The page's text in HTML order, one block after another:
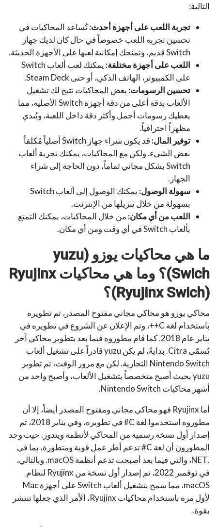
التالية:
تجربة اللعب على أجهزة أحدث:تُساعد المحاكيات في
تحسين تجربة اللعب خصوصاً في حال كان لديك جهاز
Switch قديم، وتمنحك إمكانية لعبها على الأجهزة الحديثة.
اللعب على أجهزة مختلفة:
يمكنك لعب ألعاب Switch
على الكمبيوتر، الهاتف الذكي، أو حتى Steam Deck.
تحسين الرسومات: بعض المحاكيات تتيح لك تشغيل
الألعاب بدقة أعلى من دقة أجهزة Switch الأصلية، مما
يعطيك رسومات أجمل وأكثر دقة داخل اللعبة، ويُبدي
مظهراً احترافياً.
توفير المال:
قد يكون شراء جهاز Switch أصلياً مُكلفاً
بعض الشيء. ولكن مع المحاكيات، يمكنك تجربة ألعاب
Switch بشكل مجاني تماماً، دون الحاجة إلى شراء
الجهاز.
سهولة الوصول:
يمكنك الوصول إلى ألعاب Switch
بسهولة من خلال تنزيلها من الإنترنت.
اللعب من أي مكان: من خلال المحاكيات، يمكنك التمتع
بألعاب Switch في أي وقت ومن أي مكان.
ما هي محاكيات يوزو (yuzu
Swich)؟ وما هي محاكياتRyujinx
(Ryujinx Swich)؟
محاكي يوزو هو محاكي مجاني مفتوح المصدر، تم تطويره
باستخدام لغة C++، وتم الإعلان عن الشروع في تطويره في
يناير عام 2018. كما قام مطوروه فيما بعد بتطوير محاكي آخر
يُسمّى Citra. بدايةً، لم يكن yuzu قادراً على تشغيل ألعاب
Nintendo Switch التجارية. لكن مع مرور الوقت، تم تطوير
yuzu بحيث أصبح متخصصاً بتشغيل الألعاب، وأصبح واحد من
أشهر محاكيات Nintendo Switch.
أما Ryujinx فهو محاكي مجاني ومفتوح المصدر أيضاً، إلا أن
مطوروه استخدموا لغة C# في تطويره، وفي يناير 2018، تم
إصدار أول نسخة رسمية من المحاكي لأنظمة ويندوز. حيث وجد
المطورون أن لغة C# تدعم أطر عمل قوية ومتطورة، بما في
.NET، والتي فيما بعد أصبحت تدعم أنظمة macOS. وبالتالي،
في نوفمبر 2022، تم إصدار أول نسخة من Ryujinx لنظام
macOS، مما سمح بتشغيل ألعاب Switch على أجهزة Mac
لأول مرة باستخدام محاكيات Ryujinx، الأمر الذي جعلها تنتشر
بقوة.